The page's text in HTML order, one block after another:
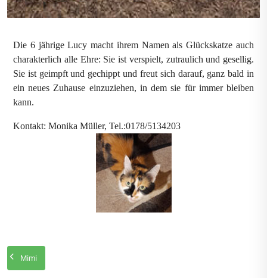
Die 6 jährige Lucy macht ihrem Namen als Glückskatze auch
charakterlich alle Ehre: Sie ist verspielt, zutraulich und gesellig.
Sie ist geimpft und gechippt und freut sich darauf, ganz bald in
ein neues Zuhause einzuziehen, in dem sie für immer bleiben
kann.
Kontakt: Monika Müller, Tel.:0178/5134203
Mimi